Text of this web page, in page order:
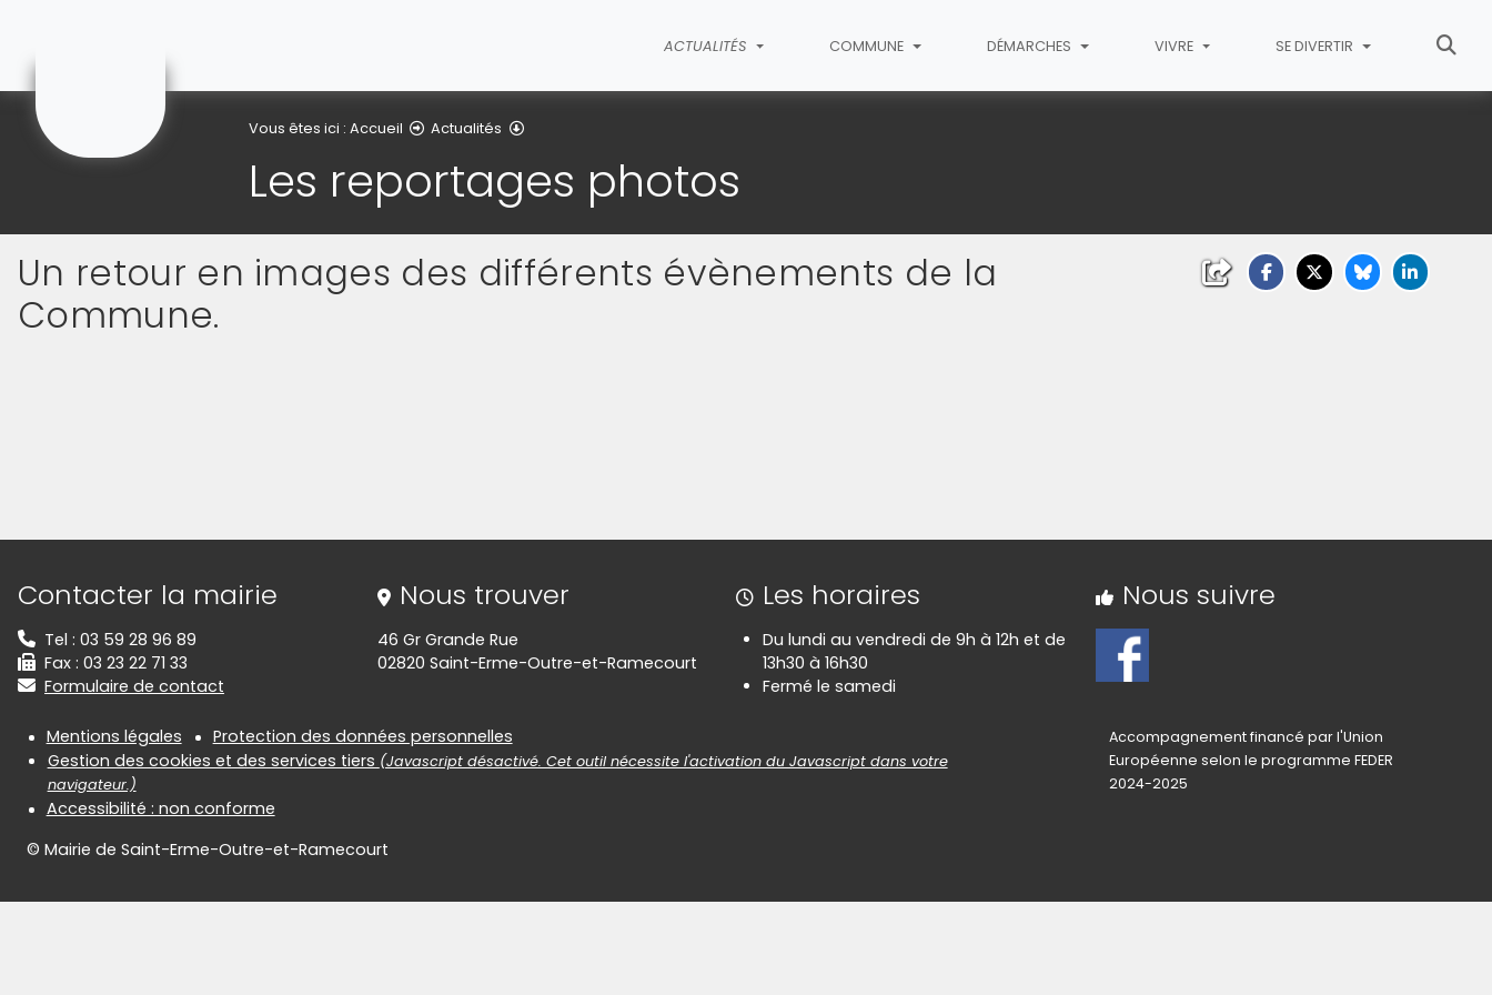
ACTUALITÉS COMMUNE DÉMARCHES VIVRE SE DIVERTIR
Vous êtes ici : Accueil Actualités
Les reportages photos
Un retour en images des différents évènements de la
Commune.
Informations de contact
Contacter la mairie
Tel : 03 59 28 96 89
Fax : 03 23 22 71 33
Formulaire de contact
Nous trouver
46 Gr Grande Rue
02820 Saint-Erme-Outre-et-Ramecourt
Les horaires
Du lundi au vendredi de 9h à 12h et de
13h30 à 16h30
Fermé le samedi
Nous suivre
Informations réglementaires
Mentions légales
Protection des données personnelles
Gestion des cookies et des services tiers (Javascript désactivé. Cet outil nécessite l'activation du Javascript dans votre
navigateur.)
Accessibilité : non conforme
© Mairie de Saint-Erme-Outre-et-Ramecourt
Accompagnement financé par l'Union
Européenne selon le programme FEDER
2024-2025